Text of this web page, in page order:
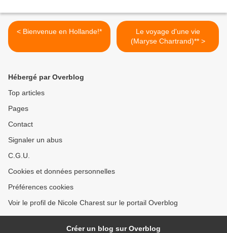
< Bienvenue en Hollande!*
Le voyage d'une vie
(Maryse Chartrand)** >
Hébergé par Overblog
Top articles
Pages
Contact
Signaler un abus
C.G.U.
Cookies et données personnelles
Préférences cookies
Voir le profil de Nicole Charest sur le portail Overblog
Créer un blog sur Overblog